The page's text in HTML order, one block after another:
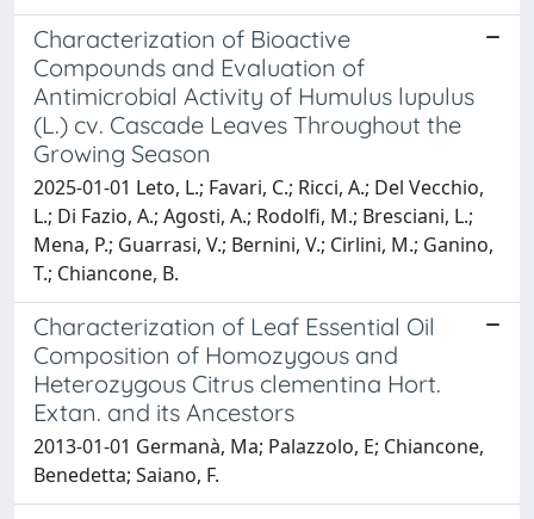
Characterization of Bioactive
Compounds and Evaluation of
Antimicrobial Activity of Humulus lupulus
(L.) cv. Cascade Leaves Throughout the
Growing Season
2025-01-01 Leto, L.; Favari, C.; Ricci, A.; Del Vecchio,
L.; Di Fazio, A.; Agosti, A.; Rodolfi, M.; Bresciani, L.;
Mena, P.; Guarrasi, V.; Bernini, V.; Cirlini, M.; Ganino,
T.; Chiancone, B.
Characterization of Leaf Essential Oil
Composition of Homozygous and
Heterozygous Citrus clementina Hort.
Extan. and its Ancestors
2013-01-01 Germanà, Ma; Palazzolo, E; Chiancone,
Benedetta; Saiano, F.